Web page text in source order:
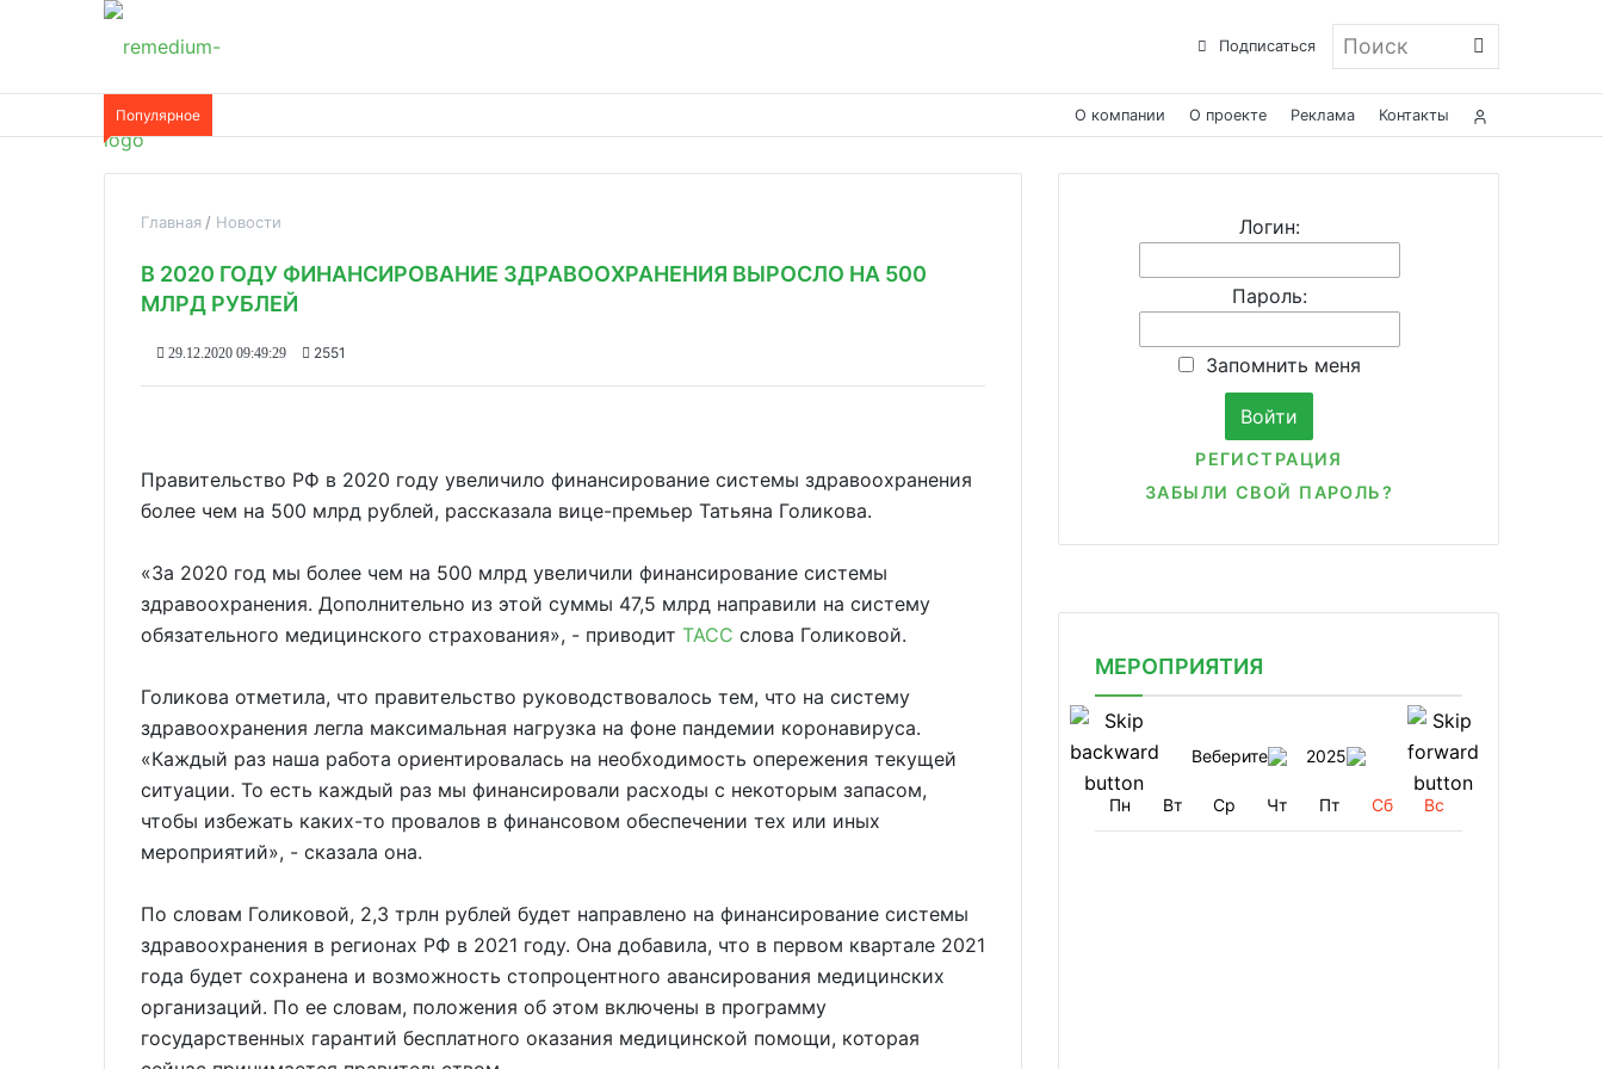
Подписаться Поиск
Популярное О компании О проекте Реклама Контакты
Главная Новости
В 2020 ГОДУ ФИНАНСИРОВАНИЕ ЗДРАВООХРАНЕНИЯ ВЫРОСЛО НА 500
МЛРД РУБЛЕЙ
29.12.2020 09:49:29 2551
Правительство РФ в 2020 году увеличило финансирование системы здравоохранения
более чем на 500 млрд рублей, рассказала вице-премьер Татьяна Голикова.
«За 2020 год мы более чем на 500 млрд увеличили финансирование системы
здравоохранения. Дополнительно из этой суммы 47,5 млрд направили на систему
обязательного медицинского страхования», - приводит ТАСС слова Голиковой.
Голикова отметила, что правительство руководствовалось тем, что на систему
здравоохранения легла максимальная нагрузка на фоне пандемии коронавируса.
«Каждый раз наша работа ориентировалась на необходимость опережения текущей
ситуации. То есть каждый раз мы финансировали расходы с некоторым запасом,
чтобы избежать каких-то провалов в финансовом обеспечении тех или иных
мероприятий», - сказала она.
По словам Голиковой, 2,3 трлн рублей будет направлено на финансирование системы
здравоохранения в регионах РФ в 2021 году. Она добавила, что в первом квартале 2021
года будет сохранена и возможность стопроцентного авансирования медицинских
организаций. По ее словам, положения об этом включены в программу
государственных гарантий бесплатного оказания медицинской помощи, которая
Логин:
Пароль:
Запомнить меня
РЕГИСТРАЦИЯ
ЗАБЫЛИ СВОЙ ПАРОЛЬ?
МЕРОПРИЯТИЯ
Веберите 2025
Пн Вт Ср Чт Пт Сб Вс